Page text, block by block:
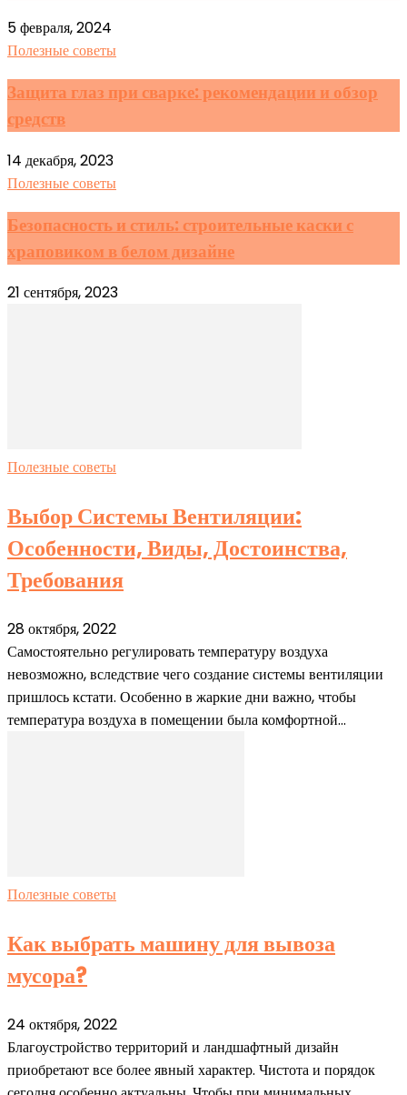
5 февраля, 2024
Полезные советы
Защита глаз при сварке: рекомендации и обзор
средств
14 декабря, 2023
Полезные советы
Безопасность и стиль: строительные каски с
храповиком в белом дизайне
21 сентября, 2023
Полезные советы
Выбор Системы Вентиляции:
Особенности, Виды, Достоинства,
Требования
28 октября, 2022
Самостоятельно регулировать температуру воздуха
невозможно, вследствие чего создание системы вентиляции
пришлось кстати. Особенно в жаркие дни важно, чтобы
температура воздуха в помещении была комфортной...
Полезные советы
Как выбрать машину для вывоза
мусора?
24 октября, 2022
Благоустройство территорий и ландшафтный дизайн
приобретают все более явный характер. Чистота и порядок